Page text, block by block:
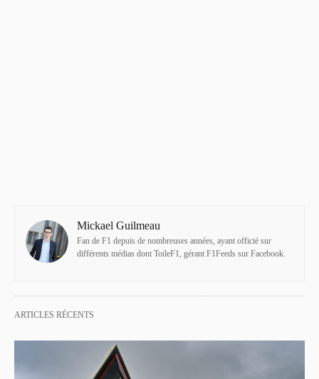
Mickael Guilmeau
Fan de F1 depuis de nombreuses années, ayant officié sur
différents médias dont ToileF1, gérant F1Feeds sur Facebook.
ARTICLES RÉCENTS